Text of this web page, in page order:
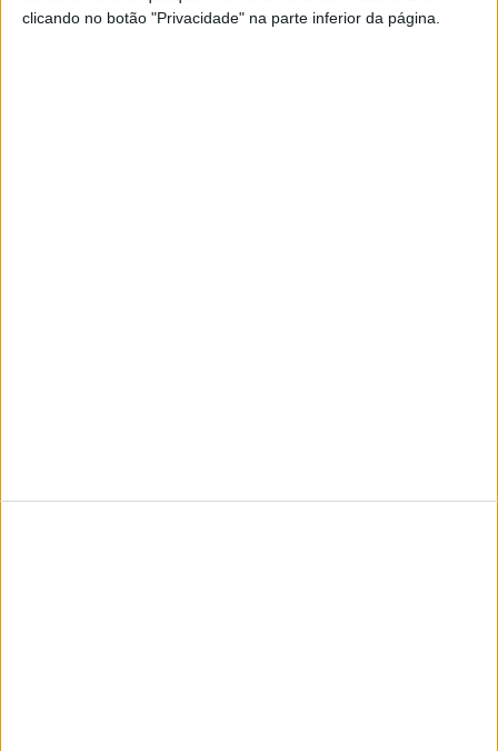
clicando no botão "Privacidade" na parte inferior da página.
Exame Exame Informática